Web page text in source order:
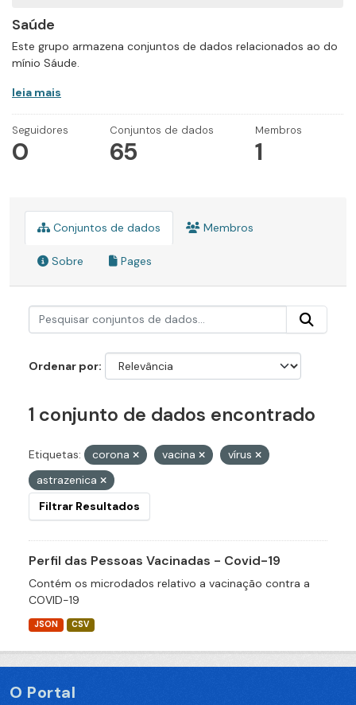
Saúde
Este grupo armazena conjuntos de dados relacionados ao do
mínio Sáude.
leia mais
Seguidores
0
Conjuntos de dados
65
Membros
1
Conjuntos de dados Membros
Sobre Pages
Ordenar por
1 conjunto de dados encontrado
Etiquetas: corona vacina
vírus
astrazenica
Filtrar Resultados
Perfil das Pessoas Vacinadas - Covid-19
Contém os microdados relativo a vacinação contra a
COVID-19
JSON CSV
O Portal